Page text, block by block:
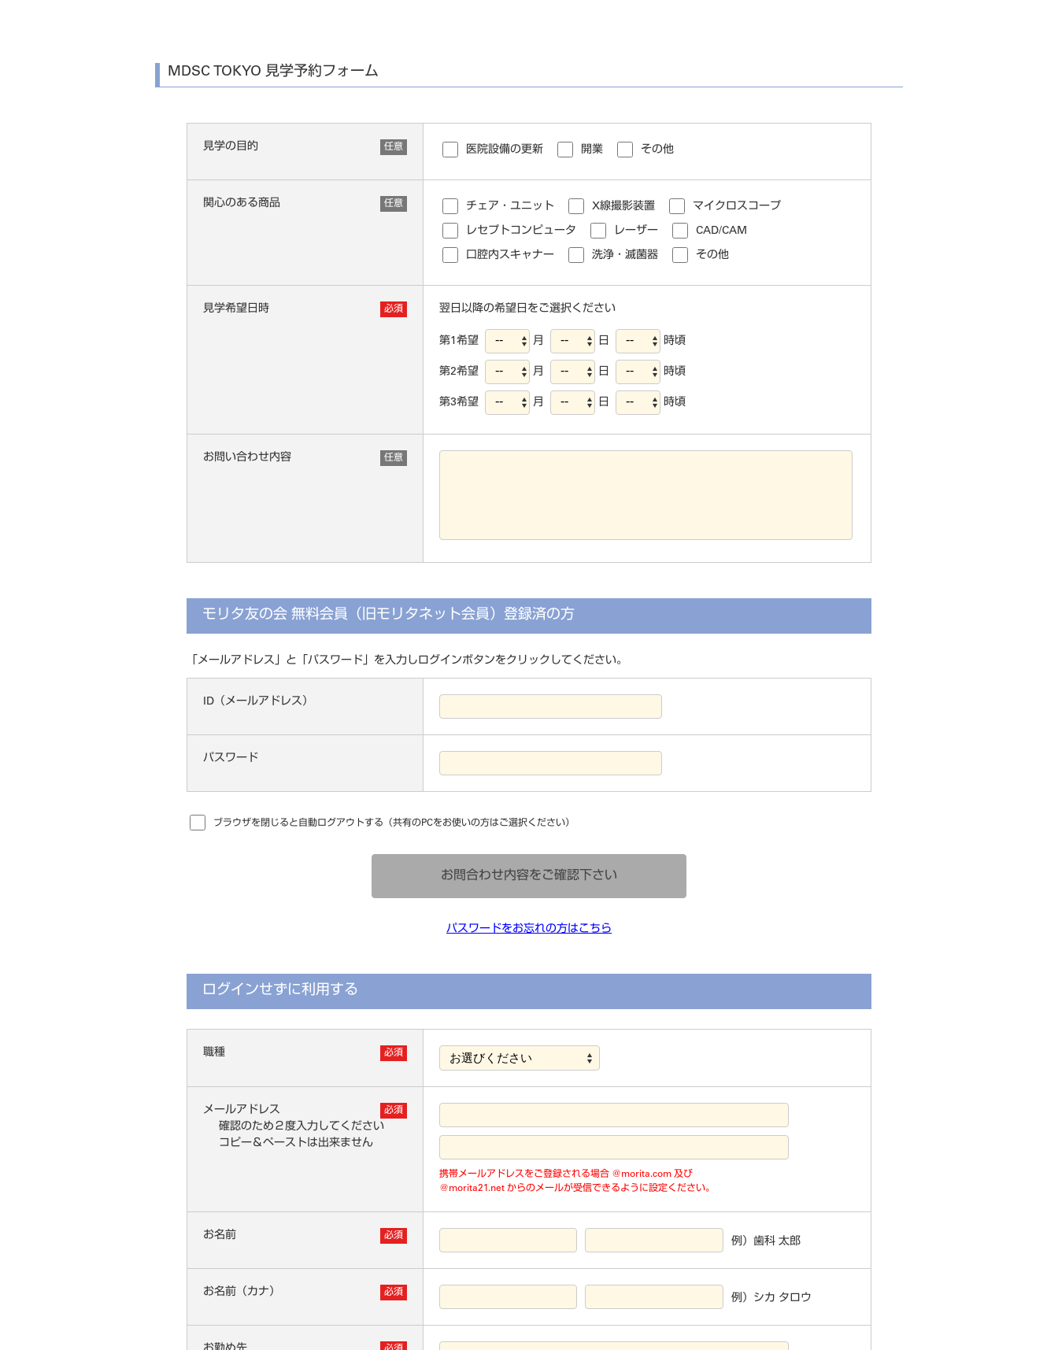
MDSC TOKYO 見学予約フォーム
見学の目的 任意 医院設備の更新 開業 その他
関心のある商品 任意 チェア・ユニット X線撮影装置 マイクロスコープ
レセプトコンピュータ レーザー CAD/CAM
口腔内スキャナー 洗浄・滅菌器 その他
見学希望日時 必須 翌日以降の希望日をご選択ください
第1希望 月 日 時頃
第2希望 月 日 時頃
第3希望 月 日 時頃
お問い合わせ内容 任意
モリタ友の会 無料会員（旧モリタネット会員）登録済の方
「メールアドレス」と「パスワード」を入力しログインボタンをクリックしてください。
ID（メールアドレス）
パスワード
ブラウザを閉じると自動ログアウトする（共有のPCをお使いの方はご選択ください）
お問合わせ内容をご確認下さい
パスワードをお忘れの方はこちら
ログインせずに利用する
職種 必須
メールアドレス 必須
確認のため２度入力してください
コピー＆ペーストは出来ません
携帯メールアドレスをご登録される場合 @morita.com 及び
@morita21.net からのメールが受信できるように設定ください。
お名前 必須
例）歯科 太郎
お名前（カナ） 必須
例）シカ タロウ